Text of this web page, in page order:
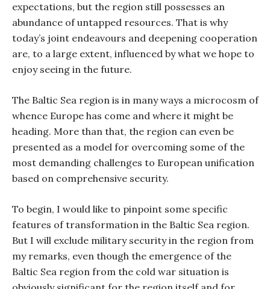
expectations, but the region still possesses an
abundance of untapped resources. That is why
today’s joint endeavours and deepening cooperation
are, to a large extent, influenced by what we hope to
enjoy seeing in the future.
The Baltic Sea region is in many ways a microcosm of
whence Europe has come and where it might be
heading. More than that, the region can even be
presented as a model for overcoming some of the
most demanding challenges to European unification
based on comprehensive security.
To begin, I would like to pinpoint some specific
features of transformation in the Baltic Sea region.
But I will exclude military security in the region from
my remarks, even though the emergence of the
Baltic Sea region from the cold war situation is